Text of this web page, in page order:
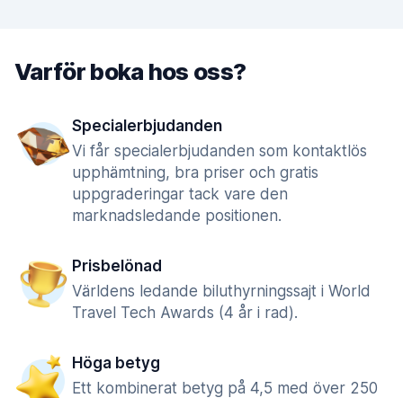
Varför boka hos oss?
Specialerbjudanden
Vi får specialerbjudanden som kontaktlös
upphämtning, bra priser och gratis
uppgraderingar tack vare den
marknadsledande positionen.
Prisbelönad
Världens ledande biluthyrningssajt i World
Travel Tech Awards (4 år i rad).
Höga betyg
Ett kombinerat betyg på 4,5 med över 250